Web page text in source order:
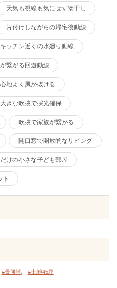
天気も視線も気にせず物干し
片付けしながらの帰宅後動線
キッチン近くの水廻り動線
繋がる回遊動線
地よく風が抜ける
大きな吹抜で採光確保
吹抜で家族が繋がる
開口窓で開放的なリビング
けの小さな子ども部屋
ト
#景勝地
#土地45坪